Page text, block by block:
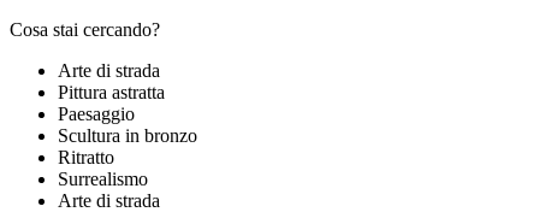
Cosa stai cercando?
Arte di strada
Pittura astratta
Paesaggio
Scultura in bronzo
Ritratto
Surrealismo
Arte di strada